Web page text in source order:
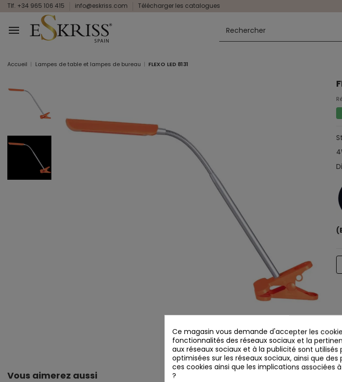
Tlf. +34 965 106 415 info@eskriss.com Télécharger les catalogues
Accueil Lampes de table et lampes de bureau FLEXO LED 8131
Vous aimerez aussi
Ce magasin vous demande d'accepter les
fonctionnalités des réseaux sociaux et la
aux réseaux sociaux et à la publicité sont
optimisées sur les réseaux sociaux, ainsi que
ces cookies ainsi que les implications associées
?